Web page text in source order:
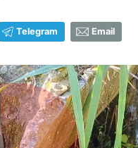
Telegram Email